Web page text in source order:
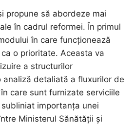
propune să abordeze mai
în cadrul reformei. În primul
în care funcționează
o prioritate. Aceasta va
a structurilor
analiză detaliată a fluxurilor de
care sunt furnizate serviciile
importanța unei
Ministerul Sănătății și